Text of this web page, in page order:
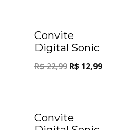
Convite
Digital Sonic
R$22,99 R$ 12,99
Convite